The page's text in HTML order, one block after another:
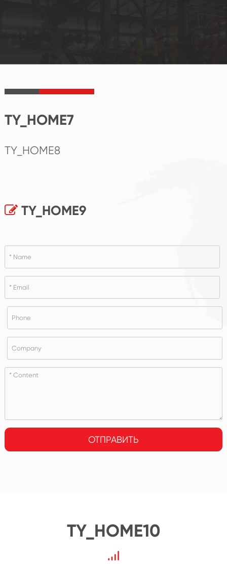
TY_HOME7
TY_HOME8
TY_HOME9
ОТПРАВИТЬ
TY_HOME10